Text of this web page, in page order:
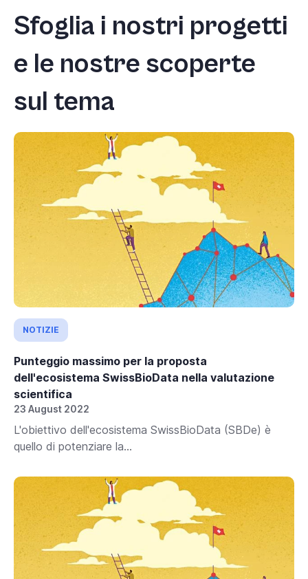
shortcut
the
screen
reader
you
Sfoglia i nostri progetti
e le nostre scoperte
sul tema
NOTIZIE
Punteggio massimo per la proposta
dell'ecosistema SwissBioData nella valutazione
scientifica
23 August 2022
L'obiettivo dell'ecosistema SwissBioData (SBDe) è
quello di potenziare la...